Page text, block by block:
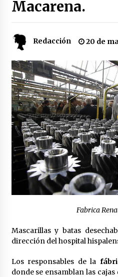
24 de mayo
Final de la
5.500 efectivos
del partido
17 de mayo
Leyendas del Betis y del Sevilla
terreno de juego en un derbi a
Down Sevilla
13 de mayo de 2022
La Cartuja
no tener que
Seguridad
13 de mayo
¿Un «insulto»
7 de mayo de
Los farolillos de
repondrán
lluvia
Macarena.
Redacción 20 de
Fabrica
Mascarillas y batas
dirección del hospital
Los responsables de la
donde se ensamblan las